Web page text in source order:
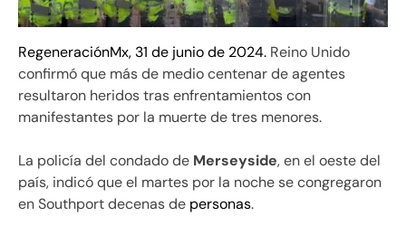
RegeneraciónMx, 31 de junio de 2024. Reino Unido
confirmó que más de medio centenar de agentes
resultaron heridos tras enfrentamientos con
manifestantes por la muerte de tres menores.
La policía del condado de Merseyside, en el oeste del
país, indicó que el martes por la noche se congregaron
en Southport decenas de personas.